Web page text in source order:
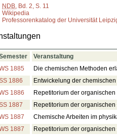
NDB, Bd. 2, S. 11
Wikipedia
Professorenkatalog der Universität
Veranstaltung
1885 Die chemischen Methoden
1886 Entwickelung der
1886 Repetitorium der organischen
1887 Repetitorium der
1887 Chemische Arbeiten im
1887 Repetitorium der